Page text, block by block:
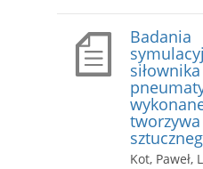
Badania
siłownika
tworzywa
Kot, Paweł,